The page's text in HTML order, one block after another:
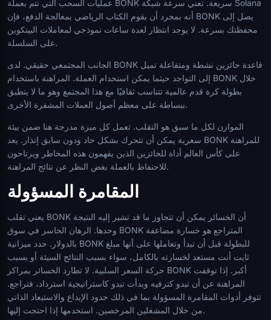
عمليات السحب التي تتم بعملة BONK سريعة. تعني سرعة شبكة Solana
أنه بمجرد أن يقوم الكتاب الرياضي بمعالجة الدفع، فإن BONK يصل إلى
محفظتك بسرعة. لا يوجد انتظار لعدة ساعات نموذجي لمعاملات البيتكوين
على السلسلة.
الجانب المجتمعي حقيقي. لدى BONK قاعدة حائزين نشطة ومتفاعلة تميل
إلى التواجد حيثما يمكن استخدام العملة. المراهنة باستخدام BONK خلال
بطولة كرة قدم عالمية تتناسب ثقافيًا مع هذا المجتمع وهو ما لا ينطبق
ببساطة على معظم أصول العملات المشفرة الأخرى.
الموازن لكل ما سبق هو التقلب. تعمل كل ميزة مدرجة هنا ضمن بيئة
سعرية يمكن أن تتحرك بشكل حاد ودون سابق إنذار. يعد BONK للمراهنة
على كأس العالم أداة للحائزين الذين يفهمون هذه المخاطر ويرتاحون
للاحتفاظ بالعملة بغض النظر عن نتائج المراهنة.
المقامرة المسؤولة
يعني تقلب BONK أن الخسائر يمكن أن تتجاوز ما قد تشير إليه النتيجة
وحدها. الرهان الخاسر في سوق BONK المتراجع هو خسارة مضاعفة
بالدولار. حدد ميزانية BONK للبطولة قبل أن تبدأ وتعاملها على أنها مبلغ
ثابت أنت مستعد لخسارته بالكامل، سواء بسبب النتائج السيئة أو بسبب
حركة السعر السلبية. لا تطارد الخسائر بمراكز BONK أكبر. إذا توقفت
المراهنة عن أن تبدو كترفيه وبدأت تبدو كاستراتيجية استرداد، فتراجع.
تتوفر أدوات المقامرة المسؤولة بما في ذلك حدود الإيداع والاستبعاد الذاتي
من خلال المشغلين المرخصين. استخدمها إذا احتجت إليها.